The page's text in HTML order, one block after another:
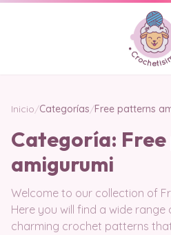
Inicio/Categorías/Free patterns
Categoría:
amigurumi
Welcome to our collection of
Here you will find a wide
charming crochet patterns